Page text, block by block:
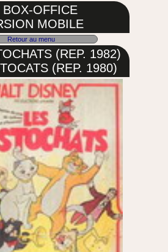
BOX-OFFICE
MOBILE
Retour au menu
(REP. 1982)
(REP. 1980)